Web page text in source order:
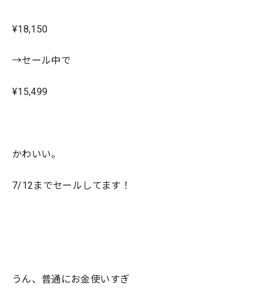
¥18,150
→セール中で
¥15,499
かわいい。
7/12までセールしてます！
うん、普通にお金使いすぎ